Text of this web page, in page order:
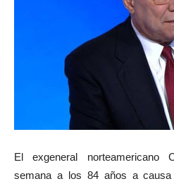
El exgeneral norteamericano
semana a los 84 años a